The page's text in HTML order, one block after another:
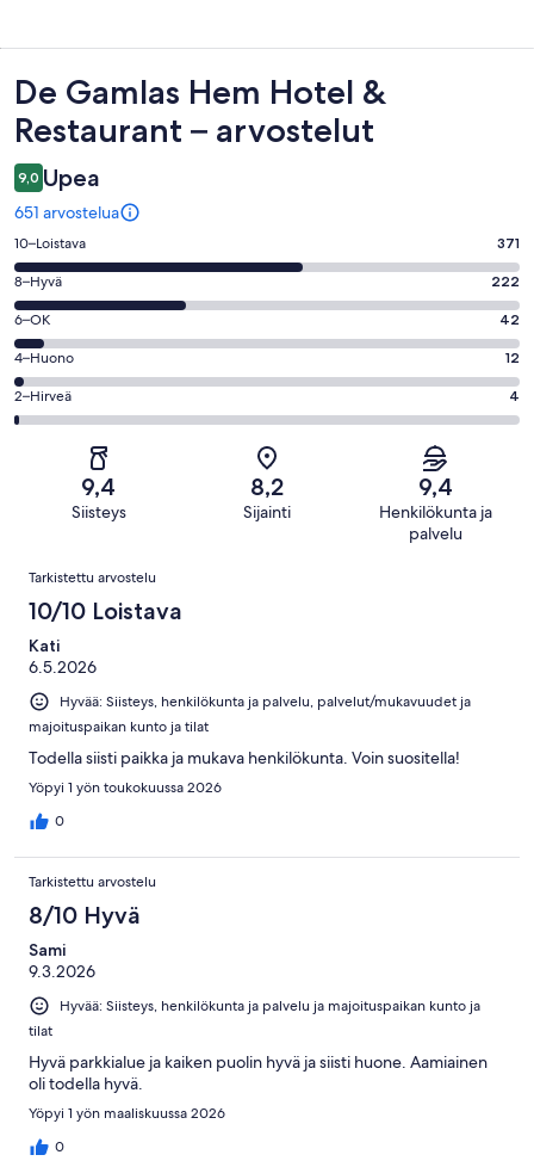
Arvostelut
De Gamlas Hem Hotel &
Restaurant – arvostelut
9,0 Upea
651 arvostelua
Arvosana
10
-
Loistava.
371
kautta
651
arvostelua
10–Loistava 371
Arvosana
8
-
Hyvä.
222
kautta
arvostelua
8–Hyvä 222
Arvosana
6
-
OK.
42
arvostelua
6–OK 42
Arvosana
4
-
4–Huono 12
Arvosana
2
arvostelua
2–Hirveä 4
9,4
Siisteys
8,2
Sijainti
9,4
Henkilökunta ja
palvelu
Arvostelut
Tarkistettu arvostelu
10/10 Loistava
Kati
6.5.2026
Hyvää: Siisteys, henkilökunta ja palvelu, palvelut/mukavuudet ja
majoituspaikan kunto ja tilat
Todella siisti paikka ja mukava henkilökunta. Voin suositella!
Yöpyi 1 yön toukokuussa 2026
0
Tarkistettu arvostelu
8/10 Hyvä
Sami
9.3.2026
Hyvää: Siisteys, henkilökunta ja palvelu ja majoituspaikan kunto ja
tilat
Hyvä parkkialue ja kaiken puolin hyvä ja siisti huone. Aamiainen
oli todella hyvä.
Yöpyi 1 yön maaliskuussa 2026
0